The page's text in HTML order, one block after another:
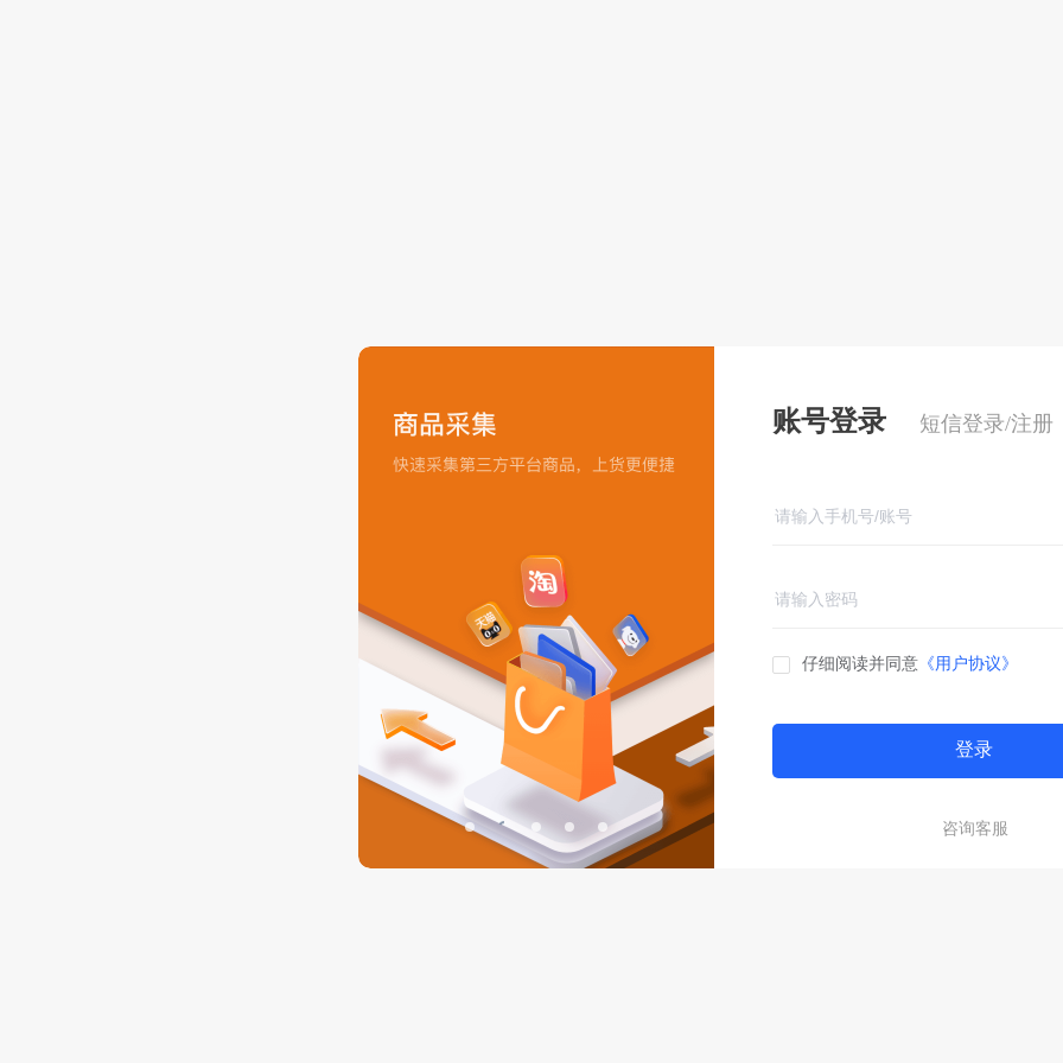
账号登录 短信登录/注册
仔细阅读并同意 《用户协议》
登录
咨询客服